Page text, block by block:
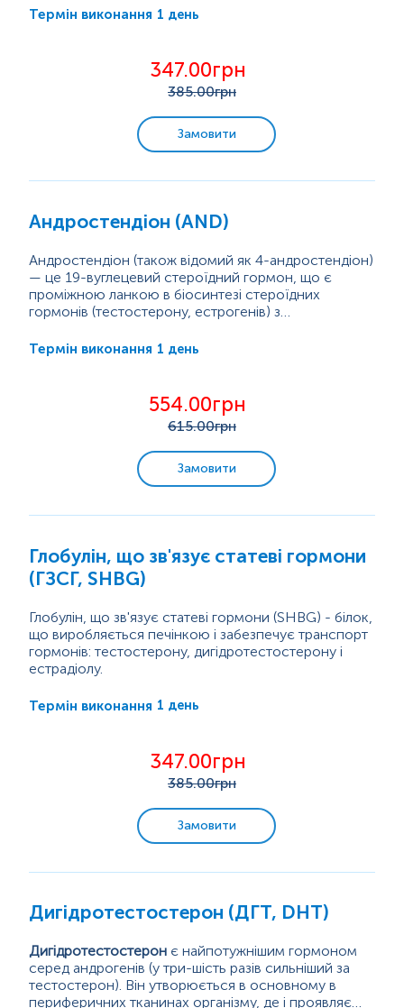
вироблення ЛГ — це складна система, що включає
гормону стимулюється гонадотропін-рилізинг-
гормоном (синтезується гіпоталамусом) і
пригнічується естрогеном у...
Термін виконання 1 день
347.00грн
385.00грн
Замовити
Андростендіон (AND)
Андростендіон (також відомий як 4-андростендіон)
— це 19-вуглецевий стероїдний гормон, що є
проміжною ланкою в біосинтезі стероїдних
гормонів (тестостерону, естрогенів) з
наднирковими залозами, і його виробництво
яєчниках під впливом лютеїнізуючого й
фолікулостимулюючого гормонів.
Рівень андростендіону в крові змінюється...
Термін виконання 1 день
554.00грн
615.00грн
Замовити
Глобулін, що зв'язує статеві гормони
(ГЗСГ, SHBG)
Глобулін, що зв'язує статеві гормони (SHBG) - білок,
що виробляється печінкою і забезпечує транспорт
гормонів: тестостерону, дигідротестостерону і
естрадіолу.
вільному або зв’язаному з білками стані. Вільні
мішені. Тим часом зв’язані гормони є біологічно
неактивними. SHBG зв’язує статеві гормони та
транспортує їх до різних частин тіла. Якщо...
Термін виконання 1 день
347.00грн
385.00грн
Замовити
Дигідротестостерон (ДГТ, DHT)
Дигідротестостерон є найпотужнішим гормоном
серед андрогенів (у три-шість разів сильніший за
тестостерон). Він утворюється в основному в
периферичних тканинах організму, де і проявляє